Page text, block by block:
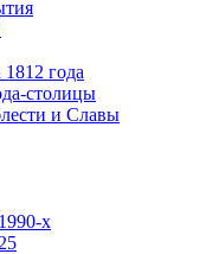
года
столицы
и Славы
х